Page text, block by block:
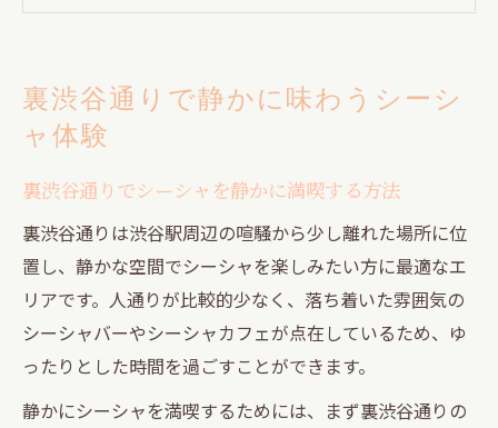
静かな裏道でシーシャを楽しむコツとポイ
ント
シーシャ初心者が安心できる裏道の選び方
極め方
初めてでも安心な裏渋谷通りのシーシャ空
間
口コミで評判のシーシャ初心者向け裏道特
裏渋谷通りで静かに味わうシーシ
ャ体験
裏渋谷通りでシーシャを静かに満喫する方法
裏渋谷通りは渋谷駅周辺の喧騒から少し離れた場所に位
置し、静かな空間でシーシャを楽しみたい方に最適なエ
リアです。人通りが比較的少なく、落ち着いた雰囲気の
シーシャバーやシーシャカフェが点在しているため、ゆ
ったりとした時間を過ごすことができます。
静かにシーシャを満喫するためには、まず裏渋谷通りの